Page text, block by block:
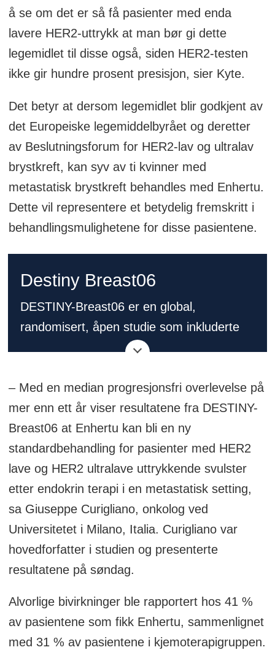
å se om det er så få pasienter med enda
lavere HER2-uttrykk at man bør gi dette
legemidlet til disse også, siden HER2-testen
ikke gir hundre prosent presisjon, sier Kyte.
Det betyr at dersom legemidlet blir godkjent av
det Europeiske legemiddelbyrået og deretter
av Beslutningsforum for HER2-lav og ultralav
brystkreft, kan syv av ti kvinner med
metastatisk brystkreft behandles med Enhertu.
Dette vil representere et betydelig fremskritt i
behandlingsmulighetene for disse pasientene.
Destiny Breast06
DESTINY-Breast06 er en global,
randomisert, åpen studie som inkluderte
pasienter med HR-positiv, HER2-lav eller
brystkreft. Pasientene kunne ikke ha fått
kjemoterapi for avansert eller metastatisk
sykdom tidligere. De måtte ha
sykdomsprogresjon innen 6 måneder etter
oppstart av førstelinjebehandling med
endokrin terapi kombinert med en CDK4/6-
hemmer, eller de måtte ha hatt minst 2
tidligere linjer med endokrin terapi i
metastatisk setting.
HER2-lav (n = 713) eller HER2-ultralav (n
= 153) sykdom ved sentre i Asia, Europa,
Nord-Amerika og Sør-Amerika. Pasientene
– Med en median progresjonsfri overlevelse på
mer enn ett år viser resultatene fra DESTINY-
Breast06 at Enhertu kan bli en ny
standardbehandling for pasienter med HER2
lave og HER2 ultralave uttrykkende svulster
etter endokrin terapi i en metastatisk setting,
sa Giuseppe Curigliano, onkolog ved
Universitetet i Milano, Italia. Curigliano var
hovedforfatter i studien og presenterte
resultatene på søndag.
Alvorlige bivirkninger ble rapportert hos 41 %
av pasientene som fikk Enhertu, sammenlignet
med 31 % av pasientene i kjemoterapigruppen.